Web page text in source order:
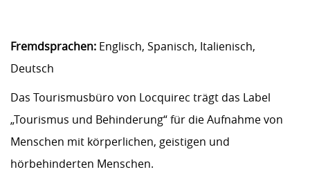
Fremdsprachen: Englisch, Spanisch, Italienisch,
Deutsch
Das Tourismusbüro von Locquirec trägt das Label
„Tourismus und Behinderung“ für die Aufnahme von
Menschen mit körperlichen, geistigen und
hörbehinderten Menschen.